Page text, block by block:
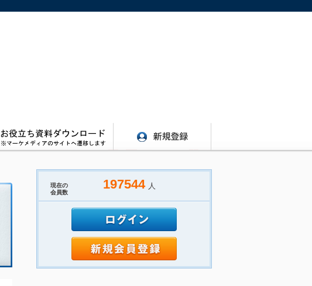
現在の
会員数
197544 人